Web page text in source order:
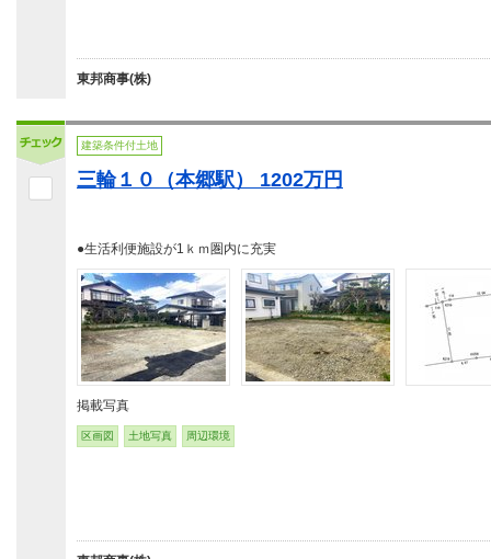
東邦商事(株)
建築条件付土地
三輪１０（本郷駅） 1202万円
●生活利便施設が1ｋｍ圏内に充実
掲載写真
区画図 土地写真 周辺環境